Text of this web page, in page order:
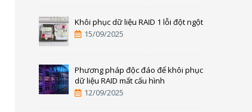
Khôi phục dữ liệu RAID 1 lỗi đột ngột
15/09/2025
Phương pháp độc đáo để khôi phục
dữ liệu RAID mất cấu hình
12/09/2025